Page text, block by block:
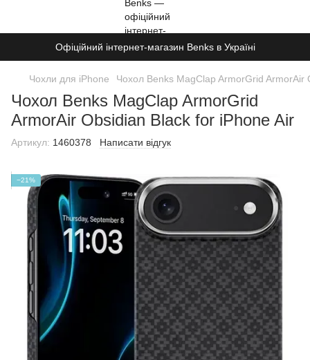
Офіційний інтернет-магазин Benks в Україні
Чохли для iPhone Чохол Benks MagClap ArmorGrid ArmorAir
Чохол Benks MagClap ArmorGrid
ArmorAir Obsidian Black for iPhone Air
Артикул: 1460378 Написати відгук
−21%